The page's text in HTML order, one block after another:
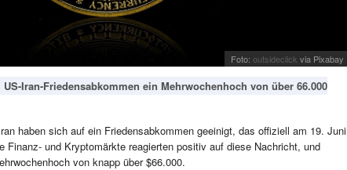
Foto: outsideclick via Pixabay
Iran-Friedensabkommen ein Mehrwochenhoch von über 66.000
haben sich auf ein Friedensabkommen geeinigt, das offiziell am 19. Juni
Finanz- und Kryptomärkte reagierten positiv auf diese Nachricht, und
von knapp über $66.000.